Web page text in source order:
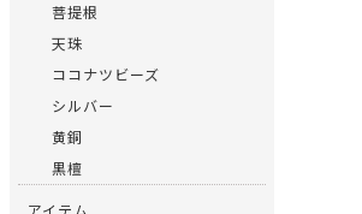
菩提根
天珠
ココナツビーズ
シルバー
黄銅
黒檀